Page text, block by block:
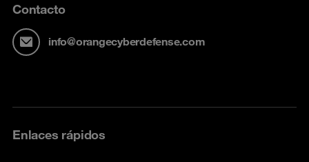
Contacto
info@orangecyberdefense.com
Enlaces rápidos